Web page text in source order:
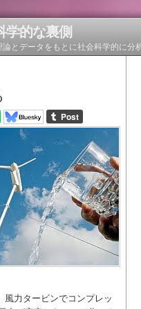
学的な裏側
とデータをもとに社会科学的に分
力タービンでコンプレッ